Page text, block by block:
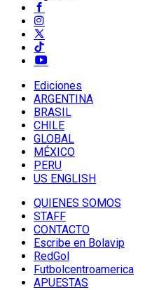
Ediciones
ARGENTINA
BRASIL
CHILE
GLOBAL
MÉXICO
PERU
US ENGLISH
QUIENES SOMOS
STAFF
CONTACTO
Escribe en Bolavip
RedGol
Futbolcentroamerica
APUESTAS